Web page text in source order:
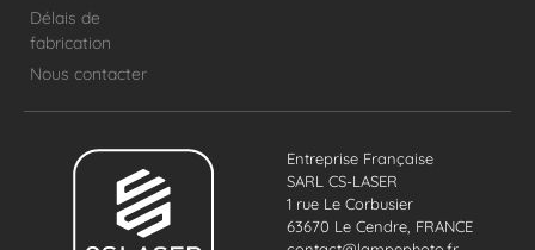
Délais de
fabrication
Nous contacter
Entreprise Française
SARL CS-LASER
1 rue Le Corbusier
63670 Le Cendre, FRANCE